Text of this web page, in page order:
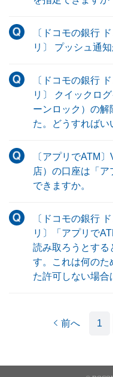
〔ドコモの銀行
リ〕 プッシュ通
〔ドコモの銀行
リ〕 クイックロ
ーンロック）の解
た。どうすればい
〔アプリでATM
店）の口座は「ア
できますか。
〔ドコモの銀行
リ〕「アプリで
読み取ろうとする
す。これは何のた
た許可しない場合
前へ 1